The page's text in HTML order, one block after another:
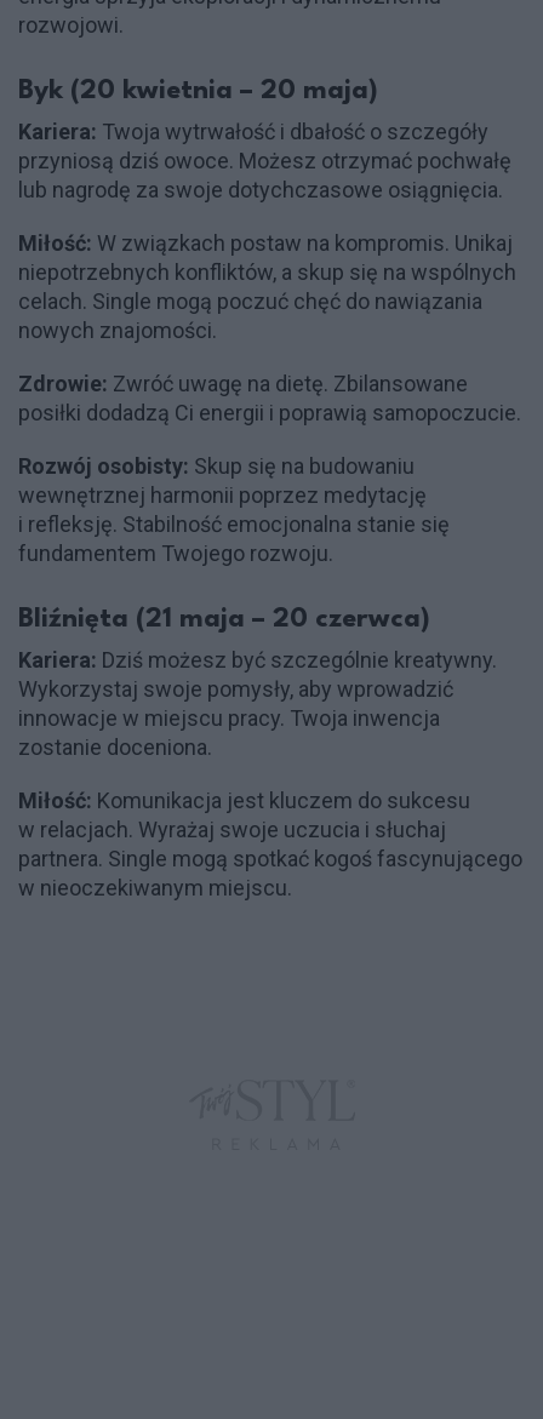
rozwojowi.
Byk (20 kwietnia – 20 maja)
Kariera: Twoja wytrwałość i dbałość o szczegóły
przyniosą dziś owoce. Możesz otrzymać pochwałę
lub nagrodę za swoje dotychczasowe osiągnięcia.
Miłość: W związkach postaw na kompromis. Unikaj
niepotrzebnych konfliktów, a skup się na wspólnych
celach. Single mogą poczuć chęć do nawiązania
nowych znajomości.
Zdrowie: Zwróć uwagę na dietę. Zbilansowane
posiłki dodadzą Ci energii i poprawią samopoczucie.
Rozwój osobisty: Skup się na budowaniu
wewnętrznej harmonii poprzez medytację
i refleksję. Stabilność emocjonalna stanie się
fundamentem Twojego rozwoju.
Bliźnięta (21 maja – 20 czerwca)
Kariera: Dziś możesz być szczególnie kreatywny.
Wykorzystaj swoje pomysły, aby wprowadzić
innowacje w miejscu pracy. Twoja inwencja
zostanie doceniona.
Miłość: Komunikacja jest kluczem do sukcesu
w relacjach. Wyrażaj swoje uczucia i słuchaj
partnera. Single mogą spotkać kogoś fascynującego
w nieoczekiwanym miejscu.